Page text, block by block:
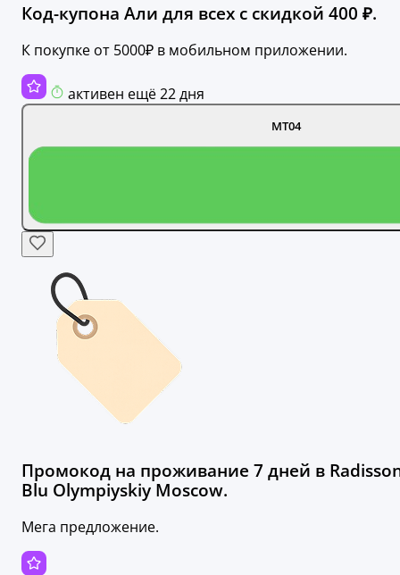
Код-купона Али для всех с скидкой 400 ₽.
К покупке от 5000₽ в мобильном приложении.
активен ещё 22 дня
MT04
Промокод на проживание 7 дней в
Blu Olympiyskiy Moscow.
Мега предложение.